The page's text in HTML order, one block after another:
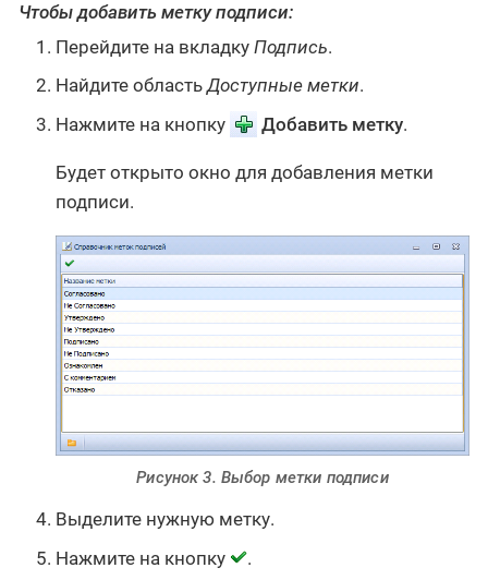
Чтобы добавить метку подписи:
Перейдите на вкладку Подпись.
Найдите областьДоступные метки.
Нажмите на кнопку
Добавить метку.
Будет открыто окно для добавления метки
подписи.
Рисунок 3. Выбор метки подписи
Выделите нужную метку.
Нажмите на кнопку
.